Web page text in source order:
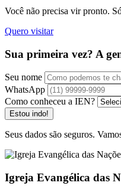
Você não precisa vir pronto.
Quero visitar
Sua primeira vez? A
Seu nome
WhatsApp
Como conheceu a IEN?
Estou indo!
Seus dados são seguros.
Igreja Evangélica das